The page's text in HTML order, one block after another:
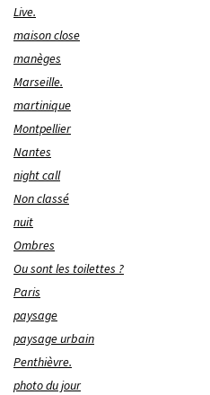
Live.
maison close
manèges
Marseille.
martinique
Montpellier
Nantes
night call
Non classé
nuit
Ombres
Ou sont les toilettes ?
Paris
paysage
paysage urbain
Penthièvre.
photo du jour